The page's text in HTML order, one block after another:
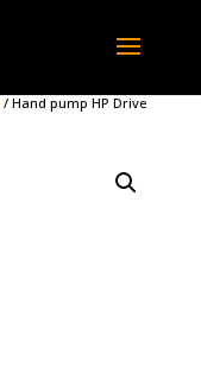
/ Hand pump HP Drive